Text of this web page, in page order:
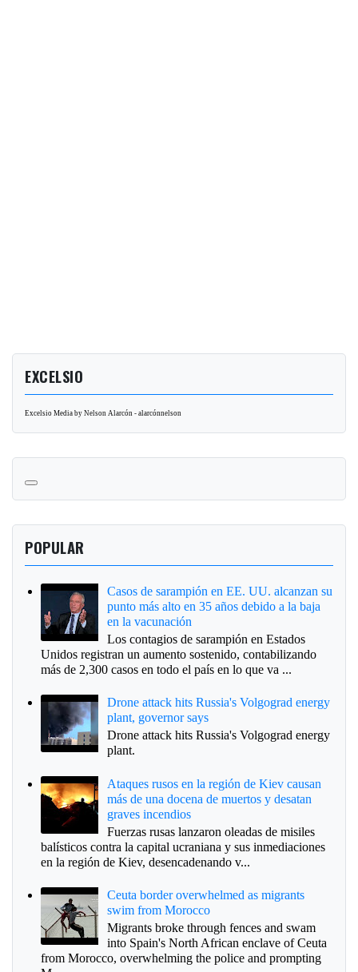
EXCELSIO
Excelsio Media by Nelson Alarcón - alarcónnelson
POPULAR
Casos de sarampión en EE. UU. alcanzan su
punto más alto en 35 años debido a la baja
en la vacunación
Los contagios de sarampión en Estados
Unidos registran un aumento sostenido, contabilizando
más de 2,300 casos en todo el país en lo que va ...
Drone attack hits Russia's Volgograd energy
plant, governor says
Drone attack hits Russia's Volgograd energy
plant.
Ataques rusos en la región de Kiev causan
más de una docena de muertos y desatan
graves incendios
Fuerzas rusas lanzaron oleadas de misiles
balísticos contra la capital ucraniana y sus inmediaciones
en la región de Kiev, desencadenando v...
Ceuta border overwhelmed as migrants
swim from Morocco
Migrants broke through fences and swam
into Spain's North African enclave of Ceuta
from Morocco, overwhelming the police and prompting